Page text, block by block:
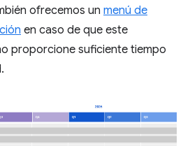
ofrecemos un menú de
en caso de que este
proporcione suficiente tiempo